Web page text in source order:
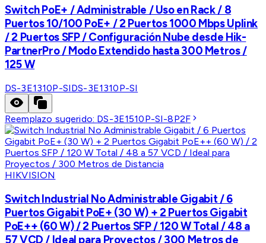
Switch PoE+ / Administrable / Uso en Rack / 8
Puertos 10/100 PoE+ / 2 Puertos 1000 Mbps Uplink
/ 2 Puertos SFP / Configuración Nube desde Hik-
PartnerPro / Modo Extendido hasta 300 Metros /
125 W
DS-3E1310P-SIDS-3E1310P-SI
Reemplazo sugerido: DS-3E1510P-SI-8P2F
HIKVISION
Switch Industrial No Administrable Gigabit / 6
Puertos Gigabit PoE+ (30 W) + 2 Puertos Gigabit
PoE++ (60 W) / 2 Puertos SFP / 120 W Total / 48 a
57 VCD / Ideal para Proyectos / 300 Metros de